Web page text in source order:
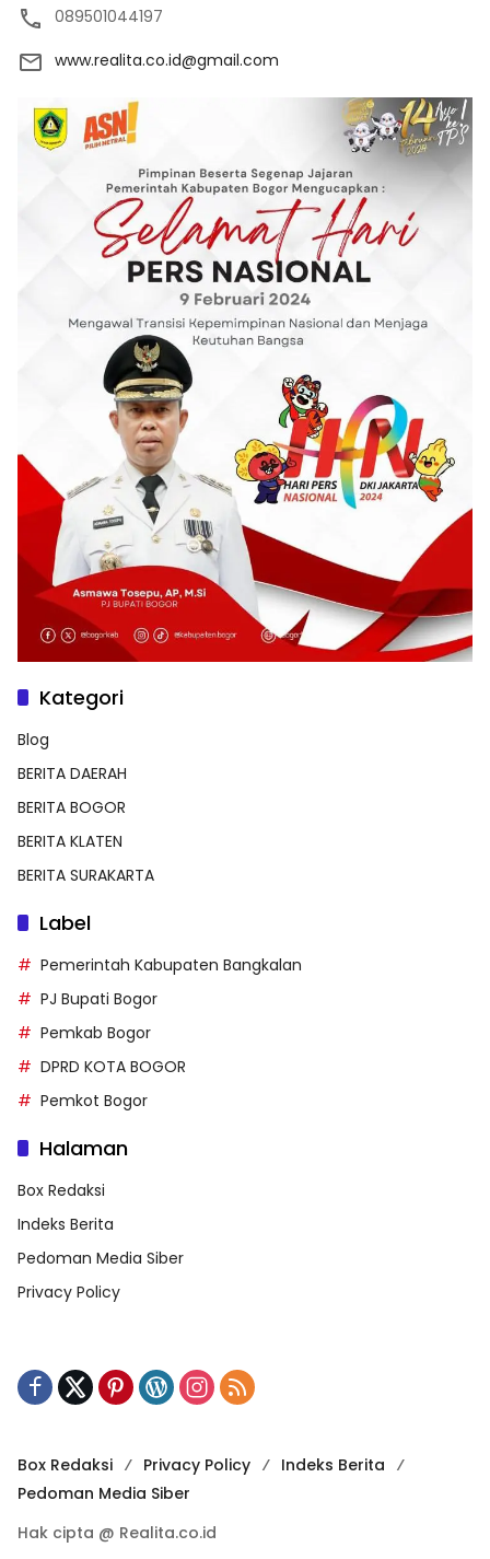
089501044197
www.realita.co.id@gmail.com
Kategori
Blog
BERITA DAERAH
BERITA BOGOR
BERITA KLATEN
BERITA SURAKARTA
Label
Pemerintah Kabupaten Bangkalan
PJ Bupati Bogor
Pemkab Bogor
DPRD KOTA BOGOR
Pemkot Bogor
Halaman
Box Redaksi
Indeks Berita
Pedoman Media Siber
Privacy Policy
Box Redaksi Privacy Policy
Indeks Berita
Pedoman Media Siber
Hak cipta @ Realita.co.id